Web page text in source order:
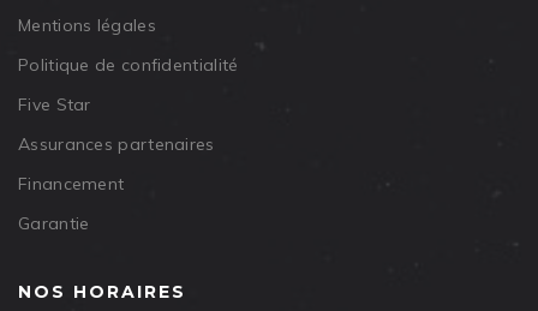
Mentions légales
Politique de confidentialité
Five Star
Assurances partenaires
Financement
Garantie
NOS HORAIRES